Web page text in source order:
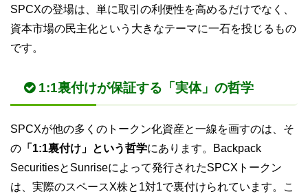
SPCXの登場は、単に取引の利便性を高めるだけでなく、
資本市場の民主化という大きなテーマに一石を投じるもの
です。
1:1裏付けが保証する「実体」の哲学
SPCXが他の多くのトークン化資産と一線を画すのは、そ
の 「1:1裏付け」という哲学にあります。Backpack
SecuritiesとSunriseによって発行されたSPCXトークン
は、実際のスペースX株と1対1で裏付けられています。こ